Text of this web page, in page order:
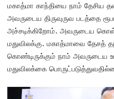
மகாத்மா காந்தியை நாம் தேசிய
அவருடைய திருவுருவ படத்தை
அச்சடிக்கிறோம். அவருடைய
மதுவிலக்கு. மகாத்மாவை தேசத்
கொண்டிருக்கும் நாம் அவருடைய
மதுவிலக்கை